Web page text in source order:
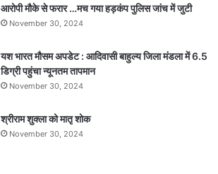
आरोपी मौके से फरार …मच गया हड़कंप पुलिस जांच में जुटी
November 30, 2024
यश भारत मौसम अपडेट : आदिवासी बाहुल्य जिला मंडला में 6.5
डिग्री पहुंचा न्यूनतम तापमान
November 30, 2024
श्रीराम शुक्ला को मातृ शोक
November 30, 2024